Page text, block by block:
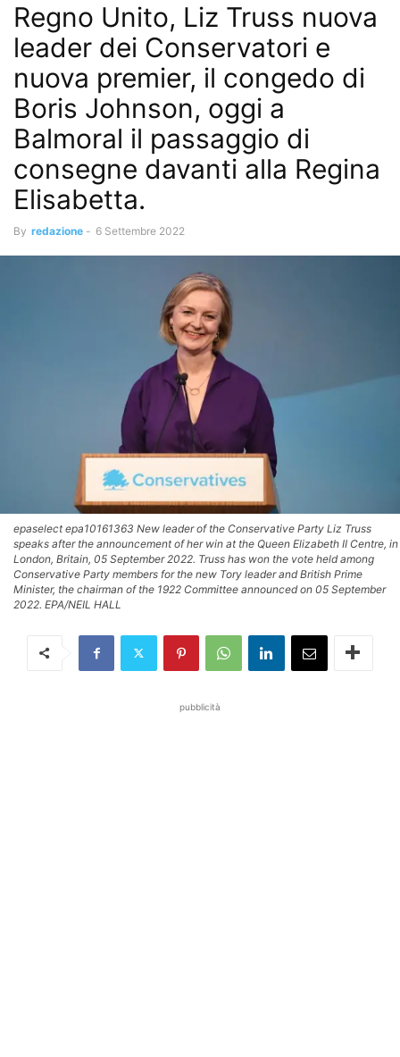
Regno Unito, Liz Truss nuova
leader dei Conservatori e
nuova premier, il congedo di
Boris Johnson, oggi a
Balmoral il passaggio di
consegne davanti alla Regina
Elisabetta.
By redazione - 6 Settembre 2022
epaselect epa10161363 New leader of the Conservative Party Liz Truss
speaks after the announcement of her win at the Queen Elizabeth II Centre, in
London, Britain, 05 September 2022. Truss has won the vote held among
Conservative Party members for the new Tory leader and British Prime
Minister, the chairman of the 1922 Committee announced on 05 September
2022. EPA/NEIL HALL
pubblicità